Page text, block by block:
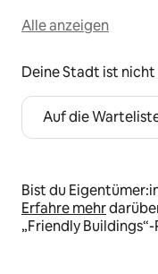
Alle anzeigen
Deine Stadt ist
Auf die
Bist du
Erfahre mehr
„Friendly